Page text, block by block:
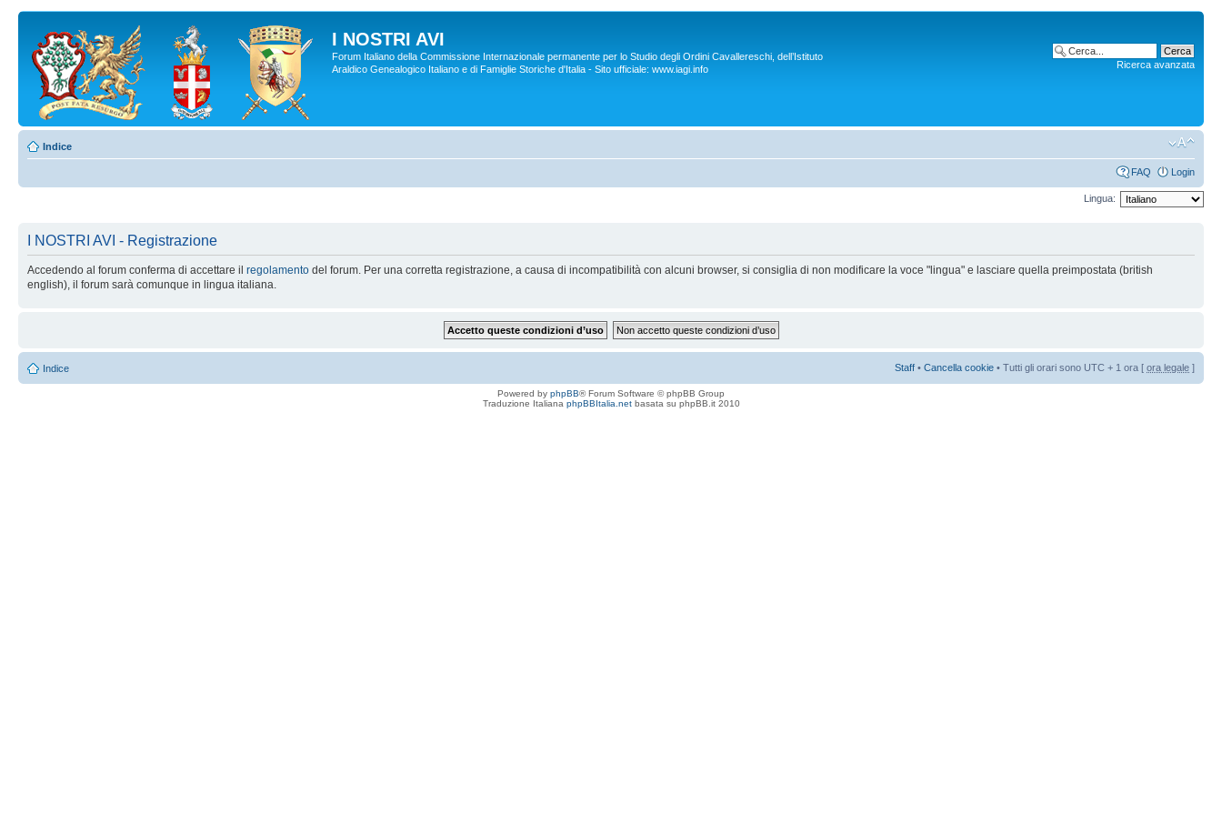
I NOSTRI AVI
Forum Italiano della Commissione Internazionale permanente per lo Studio degli Ordini Cavallereschi, dell’Istituto
Araldico Genealogico Italiano e di Famiglie Storiche d'Italia - Sito ufficiale: www.iagi.info
Ricerca avanzata
Indice
FAQ Login
Lingua:
I NOSTRI AVI - Registrazione
Accedendo al forum conferma di accettare il regolamento del forum. Per una corretta registrazione, a causa di incompatibilità con alcuni browser, si consiglia di non modificare la voce "lingua" e lasciare quella preimpostata (british
english), il forum sarà comunque in lingua italiana.
Indice Staff • Cancella cookie • Tutti gli orari sono UTC + 1 ora [ ora legale ]
Powered by phpBB® Forum Software © phpBB Group
Traduzione Italiana phpBBItalia.netbasata su phpBB.it 2010